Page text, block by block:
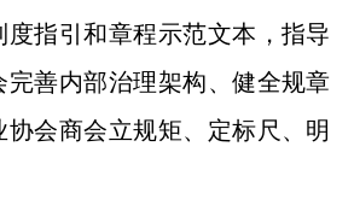
度指引和章程示范文本，指导
完善内部治理架构、健全规章
协会商会立规矩、定标尺、明